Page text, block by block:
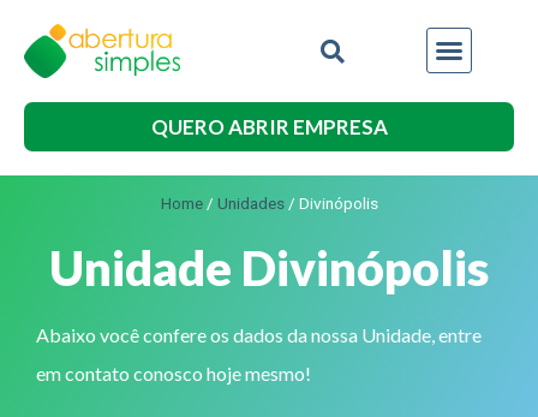
QUERO ABRIR EMPRESA
Home/ Unidades/ Divinópolis
Unidade Divinópolis
Abaixo você confere os dados da nossa Unidade, entre
em contato conosco hoje mesmo!